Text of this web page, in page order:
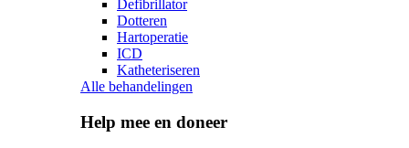
Defibrillator
Dotteren
Hartoperatie
ICD
Katheteriseren
Alle behandelingen
Help mee en doneer